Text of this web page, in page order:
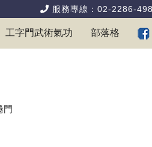
服務專線：02-2286-
工字門武術氣功 部落格
門